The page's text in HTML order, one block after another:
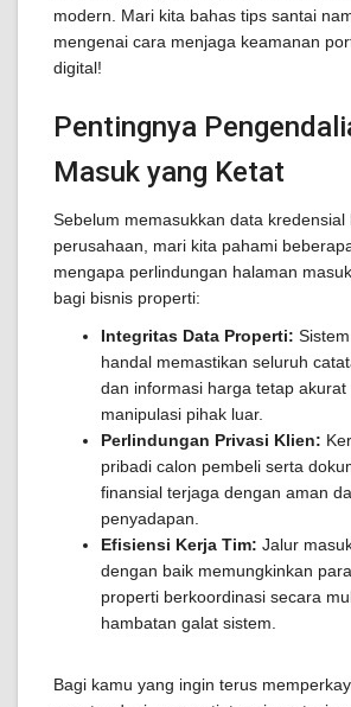
modern. Mari kita bahas tips santai
mengenai cara menjaga keamanan
digital!
Pentingnya
Masuk yang Ketat
Sebelum memasukkan data kredensial
perusahaan, mari kita pahami
mengapa perlindungan halaman
bagi bisnis properti:
Integritas Data Properti:
handal memastikan seluruh
dan informasi harga tetap akurat
manipulasi pihak luar.
Perlindungan Privasi Klien:
pribadi calon pembeli serta
finansial terjaga dengan aman
penyadapan.
Efisiensi Kerja Tim: Jalur
dengan baik memungkinkan
properti berkoordinasi secara
hambatan galat sistem.
Bagi kamu yang ingin terus